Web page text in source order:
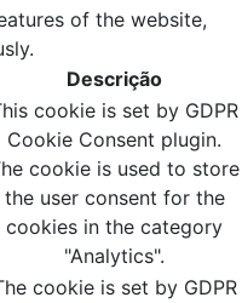
of the website,
Descrição
cookie is set by GDPR
Cookie Consent plugin.
cookie is used to store
the user consent for the
cookies in the category
"Analytics".
cookie is set by GDPR